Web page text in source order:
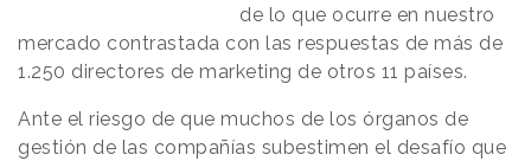
de lo que ocurre en nuestro
mercado contrastada con las respuestas de más de
1.250 directores de marketing de otros 11 países.
Ante el riesgo de que muchos de los órganos de
gestión de las compañías subestimen el desafío que